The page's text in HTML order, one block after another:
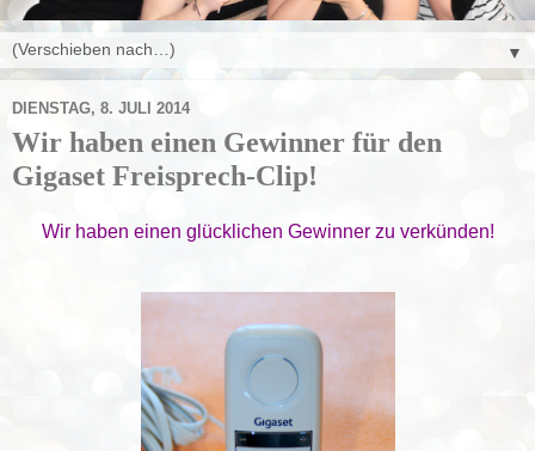
▼
DIENSTAG, 8. JULI 2014
Wir haben einen Gewinner für den
Gigaset Freisprech-Clip!
Wir haben einen glücklichen Gewinner zu verkünden!